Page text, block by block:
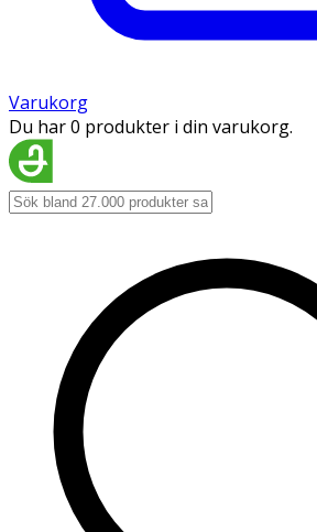
Varukorg
Du har 0 produkter i din varukorg.